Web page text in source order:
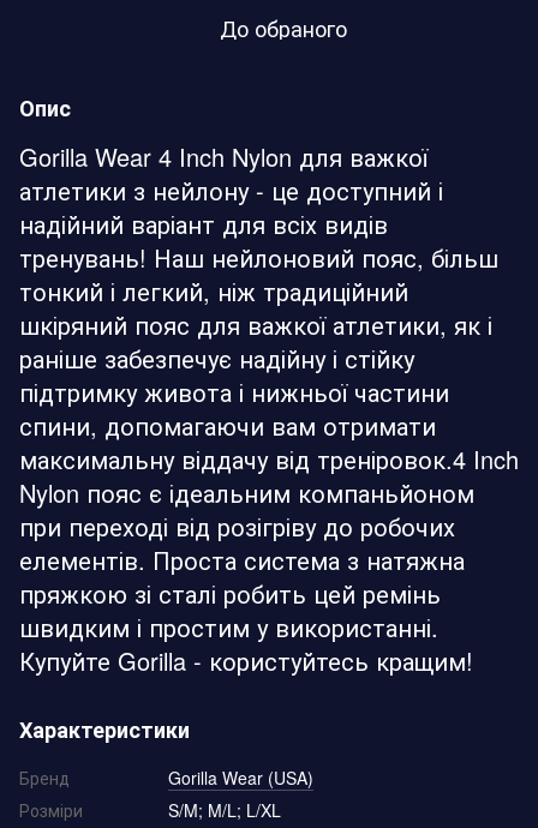
До обраного
Опис
Gorilla Wear 4 Inch Nylon для важкої
атлетики з нейлону - це доступний і
надійний варіант для всіх видів
тренувань! Наш нейлоновий пояс, більш
тонкий і легкий, ніж традиційний
шкіряний пояс для важкої атлетики, як і
раніше забезпечує надійну і стійку
підтримку живота і нижньої частини
спини, допомагаючи вам отримати
максимальну віддачу від треніровок.4 Inch
Nylon пояс є ідеальним компаньйоном
при переході від розігріву до робочих
елементів. Проста система з натяжна
пряжкою зі сталі робить цей ремінь
швидким і простим у використанні.
Купуйте Gorilla - користуйтесь кращим!
Характеристики
Бренд
Gorilla Wear (USA)
Розміри
S/M; M/L; L/XL